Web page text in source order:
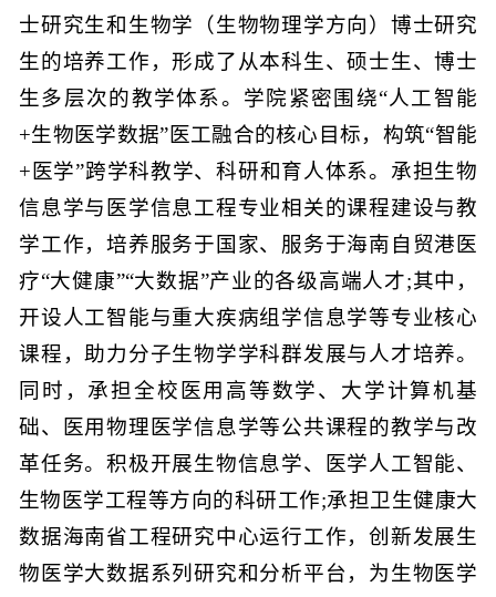
士研究生和生物学（生物物理学方向）博士研究
生的培养工作，形成了从本科生、硕士生、博士
生多层次的教学体系。学院紧密围绕“人工智能
+生物医学数据”医工融合的核心目标，构筑“智能
+医学”跨学科教学、科研和育人体系。承担生物
信息学与医学信息工程专业相关的课程建设与教
学工作，培养服务于国家、服务于海南自贸港医
疗“大健康”“大数据”产业的各级高端人才;其中，
开设人工智能与重大疾病组学信息学等专业核心
课程，助力分子生物学学科群发展与人才培养。
同时，承担全校医用高等数学、大学计算机基
础、医用物理医学信息学等公共课程的教学与改
革任务。积极开展生物信息学、医学人工智能、
生物医学工程等方向的科研工作;承担卫生健康大
数据海南省工程研究中心运行工作，创新发展生
物医学大数据系列研究和分析平台，为生物医学